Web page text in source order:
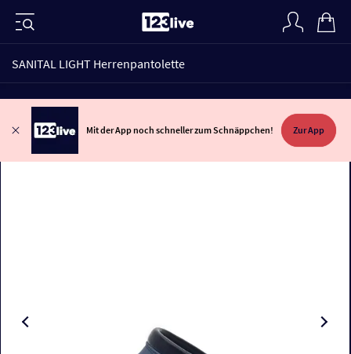
SANITAL LIGHT Herrenpantolette
Mit der App noch schneller zum Schnäppchen! Zur App